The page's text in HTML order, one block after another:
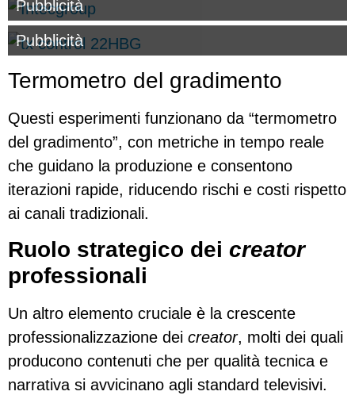
Pubblicità
Pubblicità
Termometro del gradimento
Questi esperimenti funzionano da “termometro
del gradimento”, con metriche in tempo reale
che guidano la produzione e consentono
iterazioni rapide, riducendo rischi e costi rispetto
ai canali tradizionali.
Ruolo strategico dei creator
professionali
Un altro elemento cruciale è la crescente
professionalizzazione dei creator, molti dei quali
producono contenuti che per qualità tecnica e
narrativa si avvicinano agli standard televisivi.